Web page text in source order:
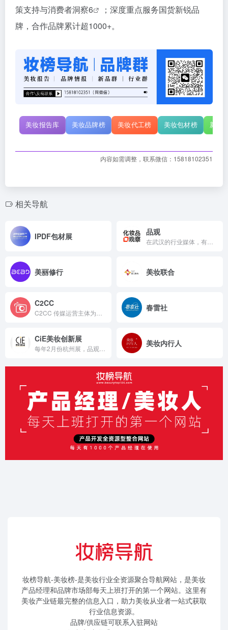
策支持与消费者洞察6
；深度重点服务国货新锐品
牌，合作品牌累计超1000+。
美妆报告库 美妆品牌榜 美妆代工榜 美妆包材榜 新原
内容如需调整，联系微信：15818102351
相关导航
IPDF包材展 品观
美丽修行 美妆联合
C2CC 春雷社
CiE美妆创新展 美妆内行人
妆榜导航-美妆榜-是美妆行业全资源聚合导航网站，是美妆
产品经理和品牌市场部每天上班打开的第一个网站。这里有
美妆产业链最完整的信息入口，助力美妆从业者一站式获取
行业信息资源。
品牌/供应链可联系入驻网站